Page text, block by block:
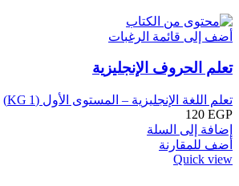
أضف إلى قائمة الرغبات
تعلم الحروف الإنجليزية
تعلم اللغة الإنجليزية – المستوى الأول (KG 1)
120 EGP
إضافة إلى السلة
أضف للمقارنة
Quick view